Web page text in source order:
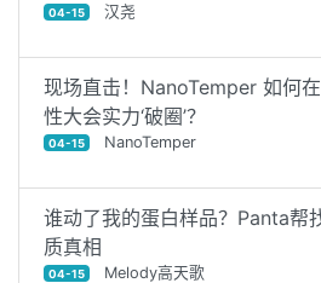
04-15 汉尧
现场直击！NanoTemper 如何
性大会实力‘破圈’？
04-15 NanoTemper
谁动了我的蛋白样品？Panta帮
质真相
04-15 Melody高天歌